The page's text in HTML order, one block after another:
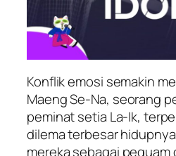
Konflik emosi semakin
Maeng Se-Na, seorang
peminat setia La-Ik,
dilema terbesar
mereka sebagai peguam